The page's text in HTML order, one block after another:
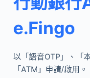
e.Fingo
以「語音OTP」、「
「ATM」申請/啟用